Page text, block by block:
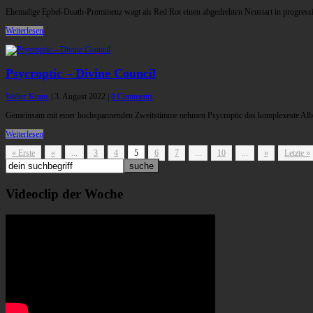
Ehemalige Ephel-Duath-Prominenz wagt als Red Rot einen abgedrehten Neustart in
Weiterlesen
Psycroptic – Divine Council
Walter Kraus 3. August 2022
0 Comments
Gemeinsam mit einer hochspannenden Zweitstimme nehmen Psycroptic das komplexeste
Weiterlesen
« Erste
« ... 3 4 5 6 7 ... 10 ... » Letzte »
Videoclip der Woche